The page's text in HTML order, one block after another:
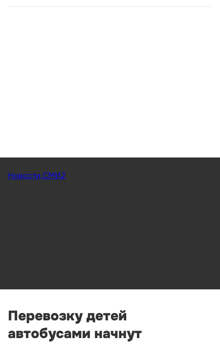
Новости СМИ2
Перевозку детей
автобусами начнут